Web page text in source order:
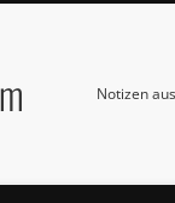
Notizen